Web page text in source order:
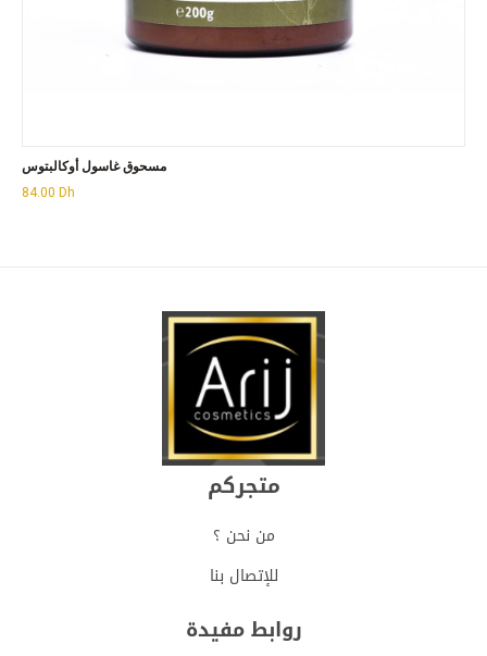
مسحوق غاسول أوكالبتوس
84.00 Dh
متجركم
من نحن ؟
للإتصال بنا
روابط مفيدة